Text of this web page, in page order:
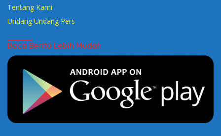
Tentang Kami
Undang Undang Pers
Baca Berita Lebih Mudah